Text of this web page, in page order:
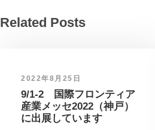
Related Posts
2022年8月25日
9/1-2 国際フロンティア
産業メッセ2022（神戸）
に出展しています